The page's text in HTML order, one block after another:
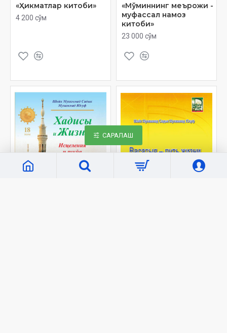
«Ҳикматлар китоби»
4 200 сўм
«Мўминнинг меърожи -
муфассал намоз
китоби»
23 000 сўм
САРАЛАШ